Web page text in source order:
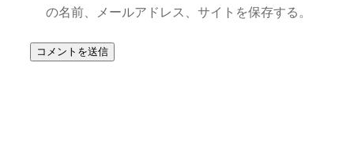
の名前、メールアドレス、サイトを保存する。